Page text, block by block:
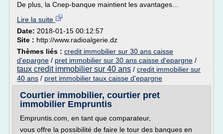
De plus, la Cnep-banque maintient les avantages...
Lire la suite
Date: 2018-01-15 00:12:57
Site : http://www.radioalgerie.dz
Thèmes liés : credit immobilier sur 30 ans caisse
d'epargne / pret immobilier sur 30 ans caisse d'epargne /
taux credit immobilier sur 40 ans / credit immobilier sur
40 ans / pret immobilier taux caisse d'epargne
Courtier immobilier, courtier pret
immobilier Empruntis
Empruntis.com, en tant que comparateur,
vous offre la possibilité de faire le tour des banques en